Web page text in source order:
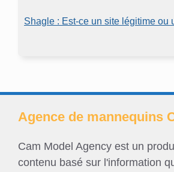
Shagle : Est-ce un site légitime ou
Agence de mannequins
Cam Model Agency est un
contenu basé sur l'information